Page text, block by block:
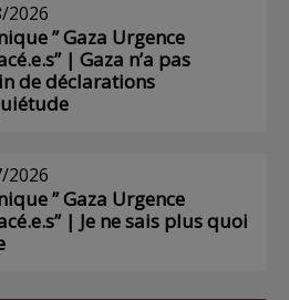
2026
” Gaza Urgence
| Gaza n’a pas
de déclarations
2026
” Gaza Urgence
| Je ne sais plus quoi